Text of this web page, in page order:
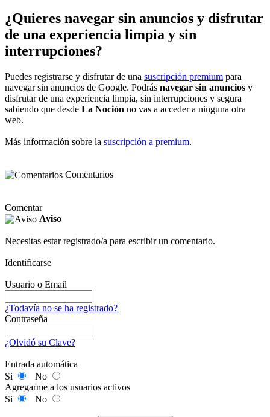
¿Quieres navegar sin anuncios y disfrutar
de una experiencia limpia y sin
interrupciones?
Puedes registrarse y disfrutar de una suscripción premium para
navegar sin anuncios de Google. Podrás navegar sin anuncios y
disfrutar de una experiencia limpia, sin interrupciones y segura
sabiendo que desde La Noción no vas a acceder a ninguna otra
web.
Más información sobre la suscripción a premium.
Comentarios
Comentar
Aviso
Necesitas estar registrado/a para escribir un comentario.
Identificarse
Usuario o Email
¿Todavía no se ha registrado?
Contraseña
¿Olvidó su Clave?
Entrada automática
Si
No
Agregarme a los usuarios activos
Si
No